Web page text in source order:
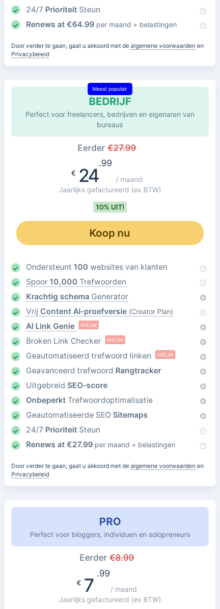
24/7 PrioriteitSteun
Renews at €64.99 per maand + belastingen
Door verder te gaan, gaat u akkoord met de algemene voorwaarden en
Privacybeleid
BEDRIJF
Meest populair
Perfect voor freelancers, bedrijven en eigenaren van
bureaus
Eerder€27.99
€24
.99
/ maand
Jaarlijks gefactureerd (ex BTW)
10% UIT!
Koop nu
Ondersteunt 100 websites van klanten
Spoor 10,000 Trefwoorden
Krachtig schema Generator
Vrij Content AI-proefversie (Creator Plan)
AI Link Genie NIEUW
Broken Link Checker NIEUW
Geautomatiseerd trefwoord linken NIEUW
Geavanceerd trefwoord Rangtracker
Uitgebreid SEO-score
OnbeperktTrefwoordoptimalisatie
Geautomatiseerde SEO Sitemaps
24/7 PrioriteitSteun
Renews at €27.99 per maand + belastingen
Door verder te gaan, gaat u akkoord met de algemene voorwaarden en
Privacybeleid
PRO
Perfect voor bloggers, individuen en solopreneurs
Eerder€8.99
€7
.99
/ maand
Jaarlijks gefactureerd (ex BTW)